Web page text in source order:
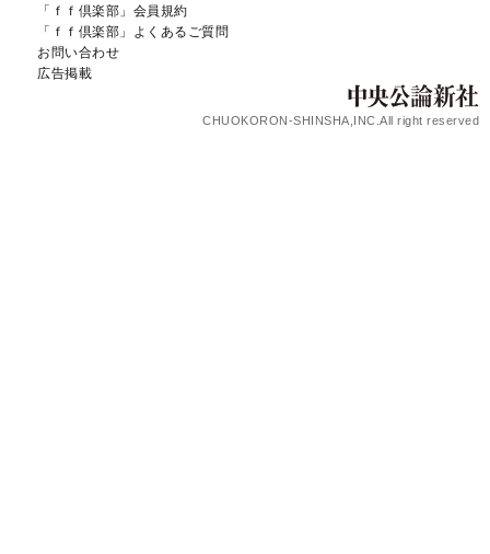
「ｆｆ倶楽部」会員規約
「ｆｆ倶楽部」よくあるご質問
お問い合わせ
広告掲載
CHUOKORON-SHINSHA,INC.All right reserved